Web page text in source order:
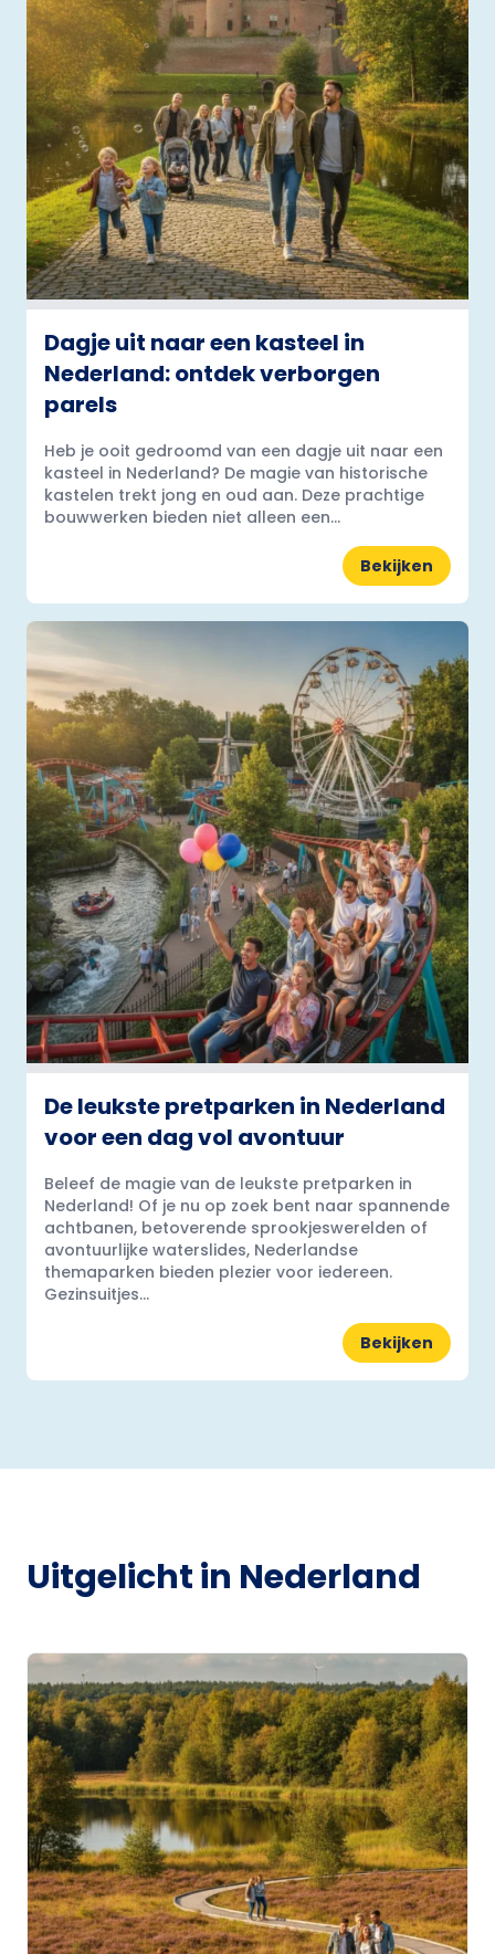
Dagje uit naar een kasteel in
Nederland: ontdek verborgen
parels
Heb je ooit gedroomd van een dagje uit naar een
kasteel in Nederland? De magie van historische
kastelen trekt jong en oud aan. Deze prachtige
bouwwerken bieden niet alleen een...
Bekijken
De leukste pretparken in Nederland
voor een dag vol avontuur
Beleef de magie van de leukste pretparken in
Nederland! Of je nu op zoek bent naar spannende
achtbanen, betoverende sprookjeswerelden of
avontuurlijke waterslides, Nederlandse
themaparken bieden plezier voor iedereen.
Gezinsuitjes...
Bekijken
Uitgelicht in Nederland